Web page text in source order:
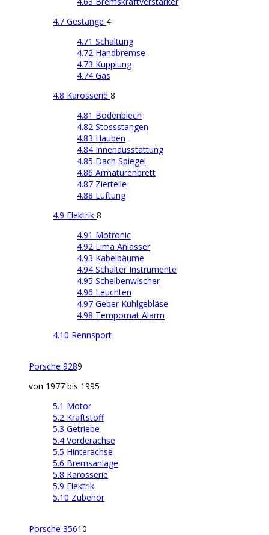
4.7 Gestänge 4
4.71 Schaltung
4.72 Handbremse
4.73 Kupplung
4.74 Gas
4.8 Karosserie 8
4.81 Bodenblech
4.82 Stossstangen
4.83 Hauben
4.84 Innenausstattung
4.85 Dach Spiegel
4.86 Armaturenbrett
4.87 Zierteile
4.88 Lüftung
4.9 Elektrik 8
4.91 Motronic
4.92 Lima Anlasser
4.93 Kabelbäume
4.94 Schalter Instrumente
4.95 Scheibenwischer
4.96 Leuchten
4.97 Geber Kühlgebläse
4.98 Tempomat Alarm
4.10 Rennsport
Porsche 9289
von 1977 bis 1995
5.1 Motor
5.2 Kraftstoff
5.3 Getriebe
5.4 Vorderachse
5.5 Hinterachse
5.6 Bremsanlage
5.8 Karosserie
5.9 Elektrik
5.10 Zubehör
Porsche 35610